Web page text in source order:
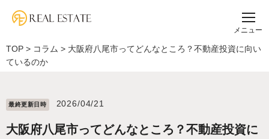
メニュー
TOP > コラム > 大阪府八尾市ってどんなところ？不動産投資に向い
ているのか
最終更新⽇時 2026/04/21
大阪府八尾市ってどんなところ？不動産投資に